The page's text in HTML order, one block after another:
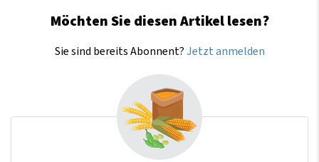
Möchten Sie diesen Artikel lesen?
Sie sind bereits Abonnent?Jetzt anmelden